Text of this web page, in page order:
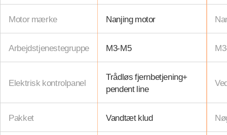
Motor mærke Nanjing motor
Arbejdstjenestegruppe M3-M5
Elektrisk kontrolpanel
Trådløs fjernbetjening+
pendent line
Pakket Vandtæt klud